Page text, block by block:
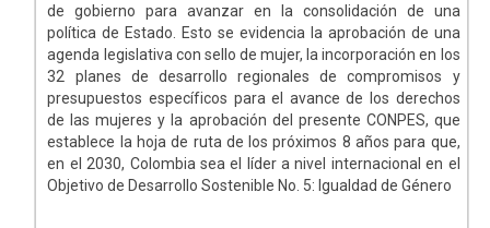
de gobierno para avanzar en la consolidación de una
política de Estado. Esto se evidencia la aprobación de una
agenda legislativa con sello de mujer, la incorporación en los
32 planes de desarrollo regionales de compromisos y
presupuestos específicos para el avance de los derechos
de las mujeres y la aprobación del presente CONPES, que
establece la hoja de ruta de los próximos 8 años para que,
en el 2030, Colombia sea el líder a nivel internacional en el
Objetivo de Desarrollo Sostenible No. 5: Igualdad de Género